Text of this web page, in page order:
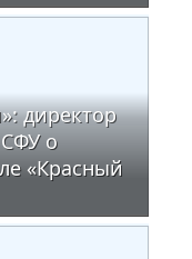
директор
о
«Красный